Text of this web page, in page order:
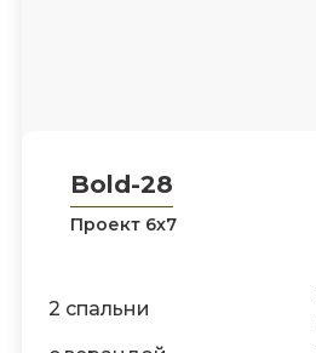
Bold-28
Проект 6х7
2 спальни